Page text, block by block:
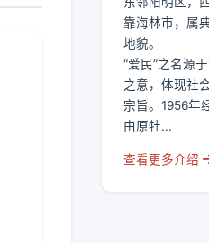
靠海林市，属
地貌。
“爱民”之名源
之意，体现社
宗旨。1956年
由原牡...
查看更多介绍